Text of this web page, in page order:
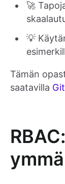
🚀
💡
Tämän
saatavilla